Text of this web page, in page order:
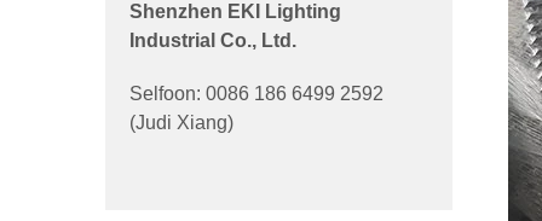
Shenzhen EKI Lighting
Industrial Co., Ltd.
Selfoon: 0086 186 6499 2592
(Judi Xiang)